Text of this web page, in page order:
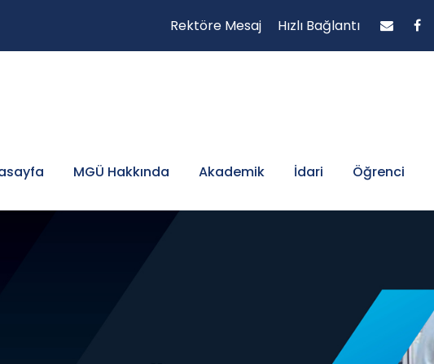
Rektöre Mesaj Hızlı Bağlantı
MGÜ Hakkında Akademik İdari Öğrenci